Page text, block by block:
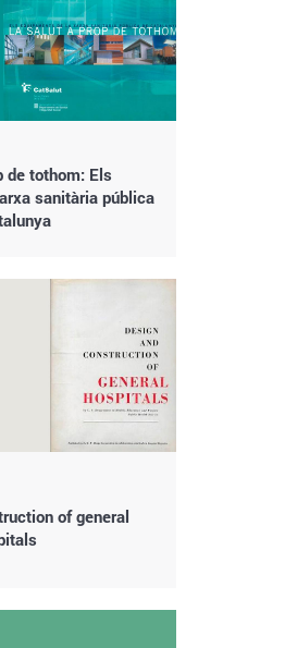
de tothom: Els
sanitària pública
of general